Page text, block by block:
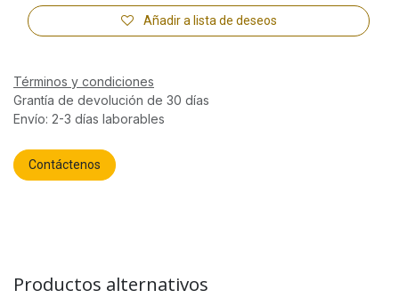
Añadir a lista de deseos
Términos y condiciones
Grantía de devolución de 30 días
Envío: 2-3 días laborables
Contáctenos
Productos alternativos